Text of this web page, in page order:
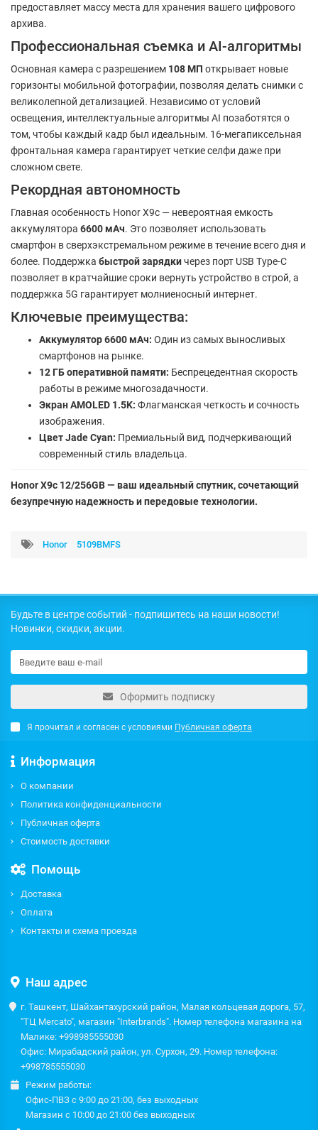
предоставляет массу места для хранения вашего цифрового
архива.
Профессиональная съемка и AI-алгоритмы
Основная камера с разрешением 108 МП открывает новые
горизонты мобильной фотографии, позволяя делать снимки с
великолепной детализацией. Независимо от условий
освещения, интеллектуальные алгоритмы AI позаботятся о
том, чтобы каждый кадр был идеальным. 16-мегапиксельная
фронтальная камера гарантирует четкие селфи даже при
сложном свете.
Рекордная автономность
Главная особенность Honor X9c — невероятная емкость
аккумулятора 6600 мАч. Это позволяет использовать
смартфон в сверхэкстремальном режиме в течение всего дня и
более. Поддержка быстрой зарядкичерез порт USB Type-C
позволяет в кратчайшие сроки вернуть устройство в строй, а
поддержка 5G гарантирует молниеносный интернет.
Ключевые преимущества:
Аккумулятор 6600 мАч: Один из самых выносливых
смартфонов на рынке.
12 ГБ оперативной памяти: Беспрецедентная скорость
работы в режиме многозадачности.
Экран AMOLED 1.5K: Флагманская четкость и сочность
изображения.
Цвет Jade Cyan: Премиальный вид, подчеркивающий
современный стиль владельца.
Honor X9c 12/256GB — ваш идеальный спутник, сочетающий
безупречную надежность и передовые технологии.
Honor 5109BMFS
Будьте в центре событий - подпишитесь на наши новости!
Новинки, скидки, акции.
Оформить подписку
Я прочитал и согласен с условиями Публичная оферта
Информация
О компании
Политика конфиденциальности
Публичная оферта
Стоимость доставки
Помощь
Доставка
Оплата
Контакты и схема проезда
Наш адрес
г. Ташкент, Шайхантахурский район, Малая кольцевая дорога, 57,
"ТЦ Mercato", магазин "Interbrands". Номер телефона магазина на
Малике: +998985555030
Офис: Мирабадский район, ул. Сурхон, 29. Номер телефона:
+998785555030
Режим работы:
Офис-ПВЗ с 9:00 до 21:00, без выходных
Магазин с 10:00 до 21:00 без выходных